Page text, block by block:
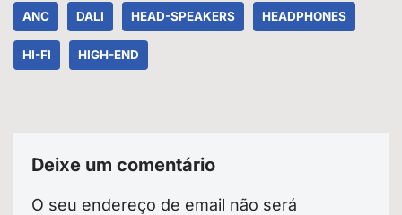
ANC DALI HEAD-SPEAKERS HEADPHONES
HI-FI HIGH-END
Deixe um comentário
O seu endereço de email não será